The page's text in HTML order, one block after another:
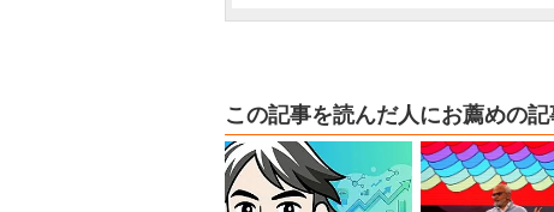
この記事を読んだ人にお薦めの記